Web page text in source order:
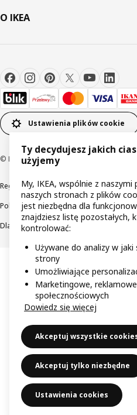
O IKEA
Ustawienia plików cookie
© Inter IKEA Systems B.V 1999-2026
RegulaminyPolityka prywatności
Polityka odpowiedzialnego ujawniania
Dla akcjonariuszy IKEA Distribution
Ty decydujesz jakich
użyjemy
My, IKEA, wspólnie z
naszych stronach z plików
jest niezbędna dla
znajdziesz listę pozostałych,
kontrolować:
Używane do analizy w
strony
Umożliwiające
Marketingowe,
społecznościowych
Dowiedz się więcej
Akceptuj wszystkie
Akceptuj tylko niezbędne
Ustawienia cookies